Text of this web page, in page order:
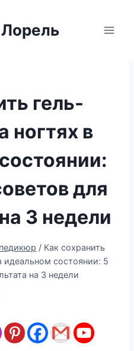
Лорель
гель-
ногтях в
для
3 недели
/ Как сохранить
идеальном состоянии: 5
на 3 недели